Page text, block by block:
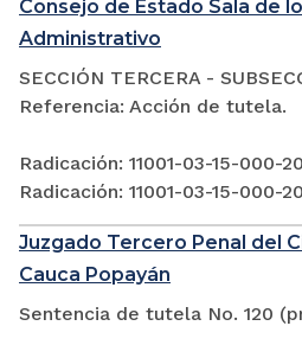
Consejo de Estado Sala de
Administrativo
SECCIÓN TERCERA -
Referencia: Acción de tutela.
Radicación: 11001-03-15-000-
Radicación: 11001-03-15-000-
Juzgado Tercero Penal del
Cauca Popayán
Sentencia de tutela No. 120